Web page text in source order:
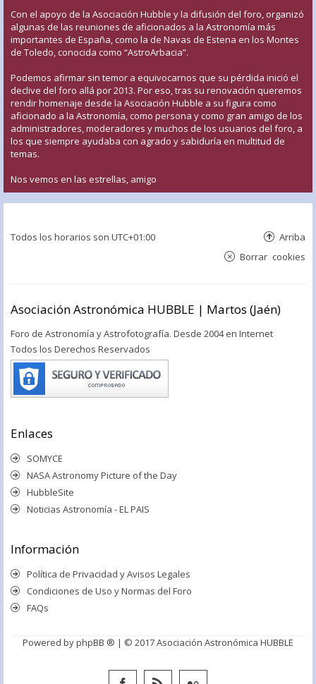
Con el apoyo de la Asociación Hubble y la difusión del foro, organizó
algunas de las reuniones de aficionados a la Astronomía más
importantes de España, como la de Navas de Estena en los Montes
de Toledo, conocida como “AstroArbacia”.
Podemos afirmar sin temor a equivocarnos que su pérdida inició el
declive del foro allá por 2013. Por eso, tras su renovación queremos
rendir homenaje desde la Asociación Hubble a su figura como
aficionado a la Astronomía, como persona y como gran amigo de los
administradores, moderadores y muchos de los usuarios del foro, a
los que siempre ayudaba con agrado y sabiduría en multitud de
temas.
Nos vemos en las estrellas, amigo
Todos los horarios son UTC+01:00 Arriba
Borrar cookies
Asociación Astronómica HUBBLE | Martos (Jaén)
Foro de Astronomía y Astrofotografía. Desde 2004 en Internet
Todos los Derechos Reservados
Enlaces
SOMYCE
NASA Astronomy Picture of the Day
HubbleSite
Noticias Astronomía - EL PAIS
Información
Política de Privacidad y Avisos Legales
Condiciones de Uso y Normas del Foro
FAQs
Powered byphpBB ® | © 2017 Asociación Astronómica HUBBLE